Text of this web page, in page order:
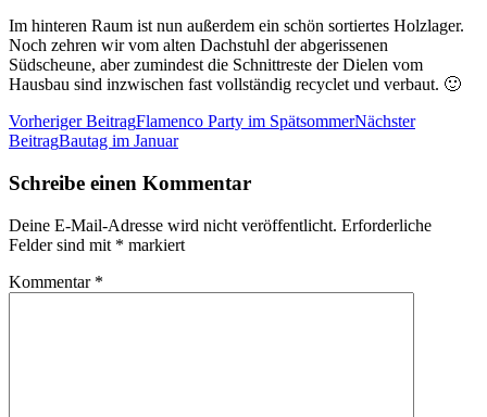
Im hinteren Raum ist nun außerdem ein schön sortiertes Holzlager.
Noch zehren wir vom alten Dachstuhl der abgerissenen
Südscheune, aber zumindest die Schnittreste der Dielen vom
Hausbau sind inzwischen fast vollständig recyclet und verbaut. 🙂
Beitrags-
Navigation
Vorheriger BeitragFlamenco Party im SpätsommerNächster
BeitragBautag im Januar
Schreibe einen Kommentar
Deine E-Mail-Adresse wird nicht veröffentlicht. Erforderliche
Felder sind mit * markiert
Kommentar *